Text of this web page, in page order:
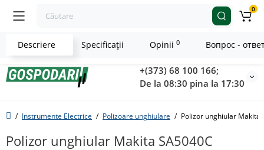
+(373) 68 100 166;
De la 08:30 pina la 17:30
0
Instrumente Electrice Polizoare unghiulare Polizor unghiular Makita
Polizor unghiular Makita SA5040C
Descriere Specificaţii Opinii 0 Вопрос -